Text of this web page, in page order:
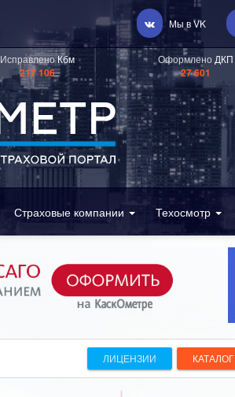
Мы в VK
ИсправленоКбм
217 106
Оформлено ДКП
27 601
Страховые компании Техосмотр
ЛИЦЕНЗИИ КАТАЛОГ